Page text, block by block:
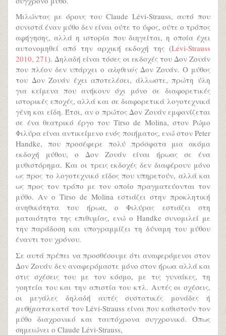
Μιλώντας με όρους του Claude Lévi-Strauss, αυτό που
συνιστά έναν μύθο δεν είναι ούτε το ύφος, ούτε ο τρόπος
αφήγησης, αλλά η ιστορία που διηγείται, η οποία έχει
αυτονομηθεί από την αρχική εκδοχή της (Lévi-Strauss
2010, 271). Δηλαδή είναι τόσες οι εκδοχές του Δον Ζουάν
που πλέον δεν υπάρχει ο αληθινόςΔον Ζουάν. Ο μύθος
του Δον Ζουάν έχει αποτελέσει, άλλωστε, πρώτη ύλη
για κείμενα που ανήκουν όχι μόνο σε διαφορετικές
ιστορικές εποχές, αλλά και σε διαφορετικά λογοτεχνικά
γένη και είδη. Έτσι, αν ο πρώτος Δον Ζουάν εμφανίζεται
σε ένα θεατρικό έργο του Tirso de Molina, στον Ρώμο
Φιλύρα είναι αντικείμενο ενός ποιήματος, ενώ στον Peter
Handke, που προσέφερε πολύ πρόσφατα μια ακόμα
εκδοχή μύθου, ο Δον Ζουάν είναι ήρωας σε ένα
μυθιστόρημα. Και οι τρεις εκδοχές δεν διαφέρουν μόνο
ως προς το λογοτεχνικό είδος που υπηρετούν, αλλά και
ως προς τον τρόπο με τον οποίο πραγματεύονται τον
μύθο. Αν ο Tirso de Molina εστιάζει στην προκλητική
ανηθικότητα του ήρωα, ο Φιλύρας εστιάζει στη
ματαιότητα της επιθυμίας, ενώ ο Handke συνομιλεί με
την παράδοση και υπογραμμίζει τη δύναμη του μύθου
έναντι του χρόνου.
Σε αυτά πρέπει να προσθέσουμε ότι αναφερόμενοι στον
Δον Ζουάν δεν αναφερόμαστε μόνο στον ήρωα αλλά και
στις σχέσεις του με τον κόσμο, με τις γυναίκες, τη
γοητεία του και την απιστία του κτλ. Αυτές οι σχέσεις,
οι μεγάλες δηλαδή αυτές συστατικές μονάδες ή
μυθήματακατά τον Lévi-Strauss είναι που καθιστούν τον
μύθο διαχρονικό και ταυτόχρονα συγχρονικό. Όπως
σημειώνει ο Claude Lévi-Strauss,